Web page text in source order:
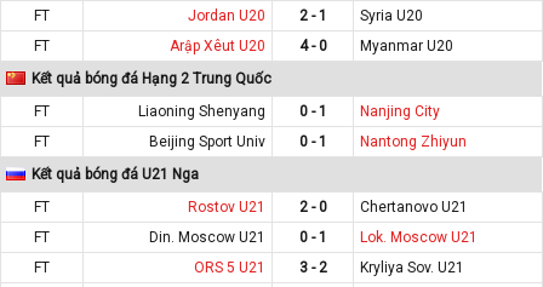
FT
Jordan U20 2 - 1
Syria U20
FT
Arập Xêut U20 4 - 0
Myanmar U20
Kết quả bóng đá Hạng 2 Trung Quốc
FT
Liaoning Shenyang 0 - 1
Nanjing City
FT
Beijing Sport Univ 0 - 1
Nantong Zhiyun
Kết quả bóng đá U21 Nga
FT
Rostov U21 2 - 0
Chertanovo U21
FT
Din. Moscow U21 0 - 1
Lok. Moscow U21
FT
ORS 5 U21 3 - 2
Kryliya Sov. U21